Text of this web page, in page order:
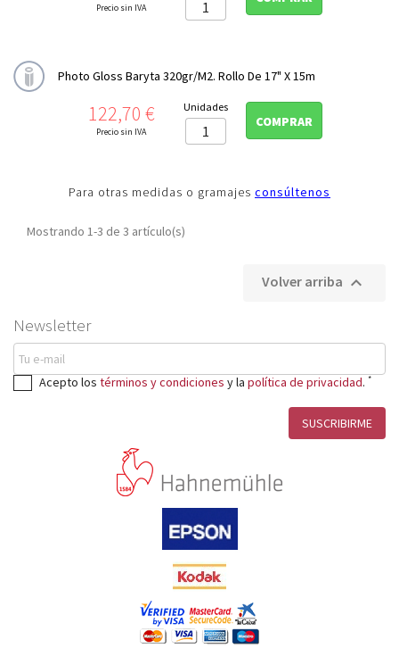
Photo Pearl 310 gr/m2
Photo Canvas 320 gr/m2
Impresion doble cara
Cajas archivo y conservación
CONSERVACIÓN
PERFILES ICC
Newsletter
Acepto los términos y condiciones y la política de privacidad. *
Precio sin IVA
Photo Gloss Baryta 320gr/m2. Rollo De 17" X 15m
Precio
122,70 €
Precio sin IVA
Unidades
COMPRAR
Para otras medidas o gramajes consúltenos
Mostrando 1-3 de 3 artículo(s)
Volver arriba 